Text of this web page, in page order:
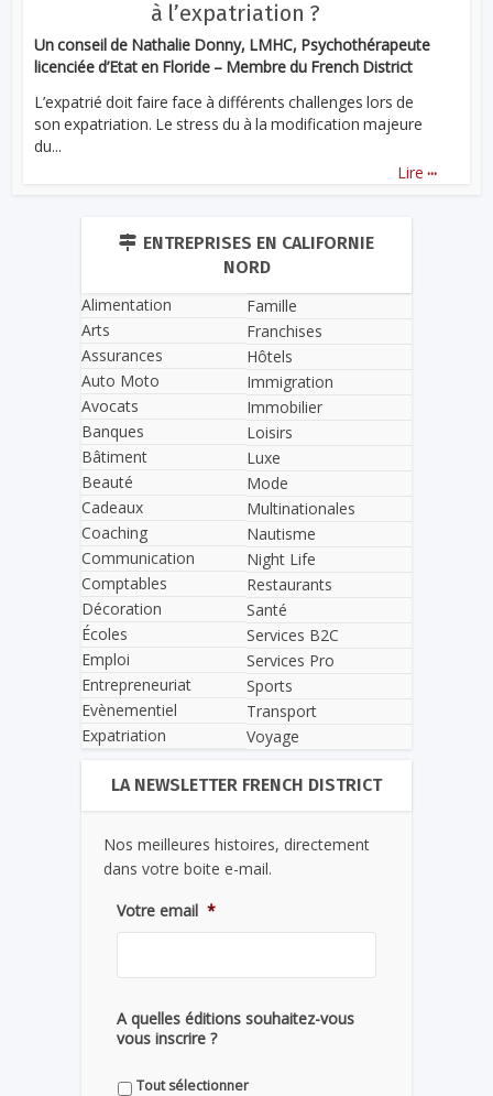
à l’expatriation ?
Un conseil de Nathalie Donny, LMHC, Psychothérapeute
licenciée d’Etat en Floride – Membre du French District
L’expatrié doit faire face à différents challenges lors de
son expatriation. Le stress du à la modification majeure
du...
Lire ...
ENTREPRISES EN CALIFORNIE
NORD
Alimentation
Arts
Assurances
Auto Moto
Avocats
Banques
Bâtiment
Beauté
Cadeaux
Coaching
Communication
Comptables
Décoration
Écoles
Emploi
Entrepreneuriat
Evènementiel
Expatriation
Famille
Franchises
Hôtels
Immigration
Immobilier
Loisirs
Luxe
Mode
Multinationales
Nautisme
Night Life
Restaurants
Santé
Services B2C
Services Pro
Sports
Transport
Voyage
LA NEWSLETTER FRENCH DISTRICT
Nos meilleures histoires, directement
dans votre boite e-mail.
Votre email *
A quelles éditions souhaitez-vous
vous inscrire ?
Tout sélectionner